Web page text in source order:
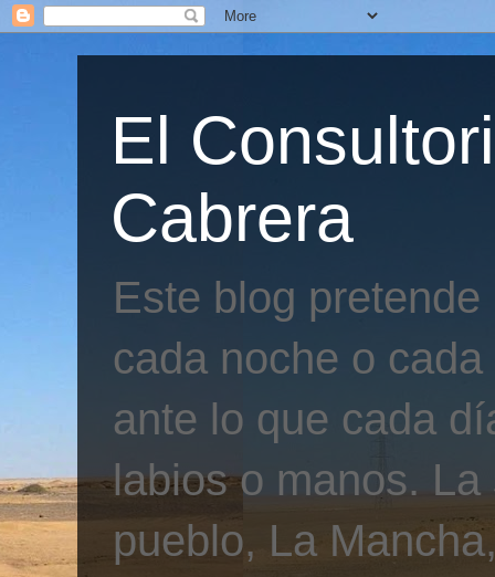
El
Cabrera
Este blog
cada noche o
ante lo que cada
labios o manos.
pueblo, La